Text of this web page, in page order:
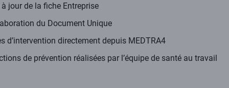
jour de la fiche Entreprise
du Document Unique
d’intervention directement depuis MEDTRA4
de prévention réalisées par l’équipe de santé au travail